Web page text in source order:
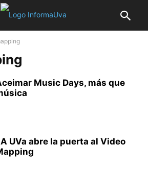
Music Days, más que
UVa abre la puerta al Video